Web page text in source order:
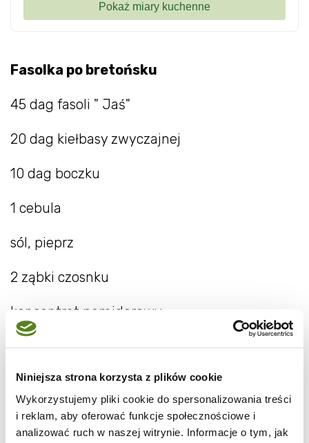
Niniejsza strona korzysta z plików cookie
Wykorzystujemy pliki cookie do spersonalizowania treści
i reklam, aby oferować funkcje społecznościowe i
analizować ruch w naszej witrynie. Informacje o tym, jak
Fasolka po bretońsku
45 dag fasoli " Jaś"
20 dag kiełbasy zwyczajnej
10 dag boczku
1 cebula
sól, pieprz
2 ząbki czosnku
koncentrat pomidorowy
majeranek
1 łyżka mąki
olej